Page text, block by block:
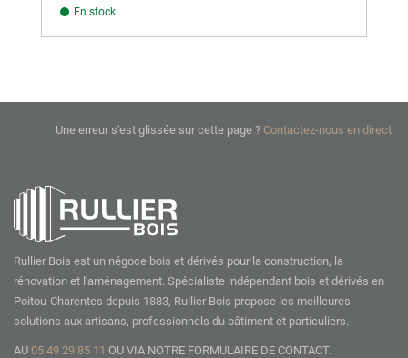
En stock
Une erreur s'est glissée sur cette page ? Contactez-nous en direct.
Rullier Bois est un négoce bois et dérivés pour la construction, la
rénovation et l'aménagement. Spécialiste indépendant bois et dérivés en
Poitou-Charentes depuis 1883, Rullier Bois propose les meilleures
solutions aux artisans, professionnels du bâtiment et particuliers.
AU 05 49 29 85 11 OU VIA NOTRE FORMULAIRE DE CONTACT.